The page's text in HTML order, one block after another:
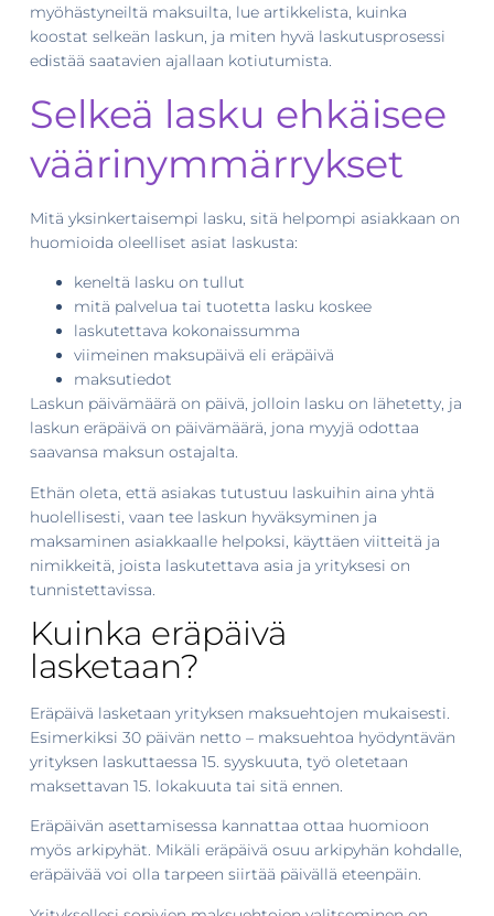
myöhästyneiltä maksuilta, lue artikkelista, kuinka
koostat selkeän laskun, ja miten hyvä laskutusprosessi
edistää saatavien ajallaan kotiutumista.
Selkeä lasku ehkäisee
väärinymmärrykset
Mitä yksinkertaisempi lasku, sitä helpompi asiakkaan on
huomioida oleelliset asiat laskusta:
keneltä lasku on tullut
mitä palvelua tai tuotetta lasku koskee
laskutettava kokonaissumma
viimeinen maksupäivä eli eräpäivä
maksutiedot
Laskun päivämäärä on päivä, jolloin lasku on lähetetty, ja
laskun eräpäivä on päivämäärä, jona myyjä odottaa
saavansa maksun ostajalta.
Ethän oleta, että asiakas tutustuu laskuihin aina yhtä
huolellisesti, vaan tee laskun hyväksyminen ja
maksaminen asiakkaalle helpoksi, käyttäen viitteitä ja
nimikkeitä, joista laskutettava asia ja yrityksesi on
tunnistettavissa.
Kuinka eräpäivä
lasketaan?
Eräpäivä lasketaan yrityksen maksuehtojen mukaisesti.
Esimerkiksi 30 päivän netto – maksuehtoa hyödyntävän
yrityksen laskuttaessa 15. syyskuuta, työ oletetaan
maksettavan 15. lokakuuta tai sitä ennen.
Eräpäivän asettamisessa kannattaa ottaa huomioon
myös arkipyhät. Mikäli eräpäivä osuu arkipyhän kohdalle,
eräpäivää voi olla tarpeen siirtää päivällä eteenpäin.